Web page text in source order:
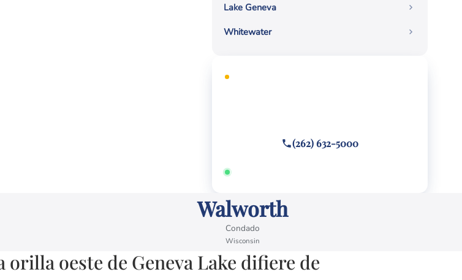
CONSULTA GRATUITA
(262) 632-5000
Disponible 24/7 · Hablamos español
Lake Geneva
Whitewater
Walworth
Condado
Wisconsin
oeste de Geneva Lake difiere de